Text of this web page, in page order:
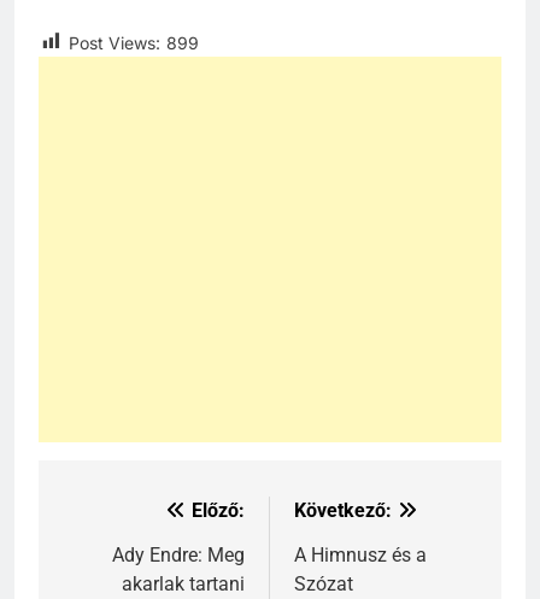
Post Views: 899
Bejegyzés
navigáció
Előző:
Ady Endre: Meg
akarlak tartani
Következő:
A Himnusz és a
Szózat